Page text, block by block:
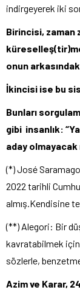
indirgeyerek iki
Birincisi, zaman
onun
İkincisi ise bu
Bunları
gibi insanlık:
aday olmayacak
(*) José
2022 tarihli
almış.Kendisine
(**) Alegori: Bir
kavratabilmek
sözlerle,
Azim ve Karar,